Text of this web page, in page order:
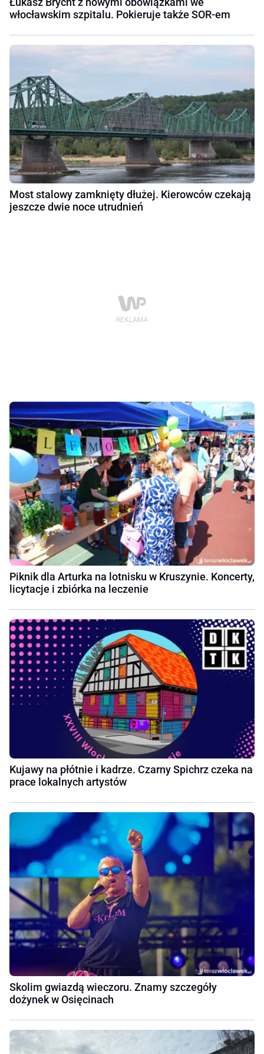
włocławskim szpitalu. Pokieruje także SOR-em
Most stalowy zamknięty dłużej. Kierowców czekają
jeszcze dwie noce utrudnień
Piknik dla Arturka na lotnisku w Kruszynie. Koncerty,
licytacje i zbiórka na leczenie
Kujawy na płótnie i kadrze. Czarny Spichrz czeka na
prace lokalnych artystów
Skolim gwiazdą wieczoru. Znamy szczegóły
dożynek w Osięcinach